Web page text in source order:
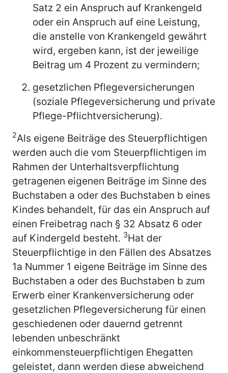
Satz 2 ein Anspruch auf Krankengeld
oder ein Anspruch auf eine Leistung,
die anstelle von Krankengeld gewährt
wird, ergeben kann, ist der jeweilige
Beitrag um 4 Prozent zu vermindern;
gesetzlichen Pflegeversicherungen
(soziale Pflegeversicherung und private
Pflege-Pflichtversicherung).
2Als eigene Beiträge des Steuerpflichtigen
werden auch die vom Steuerpflichtigen im
Rahmen der Unterhaltsverpflichtung
getragenen eigenen Beiträge im Sinne des
Buchstaben a oder des Buchstaben b eines
Kindes behandelt, für das ein Anspruch auf
einen Freibetrag nach § 32 Absatz 6 oder
auf Kindergeld besteht. 3Hat der
Steuerpflichtige in den Fällen des Absatzes
1a Nummer 1 eigene Beiträge im Sinne des
Buchstaben a oder des Buchstaben b zum
Erwerb einer Krankenversicherung oder
gesetzlichen Pflegeversicherung für einen
geschiedenen oder dauernd getrennt
lebenden unbeschränkt
einkommensteuerpflichtigen Ehegatten
geleistet, dann werden diese abweichend